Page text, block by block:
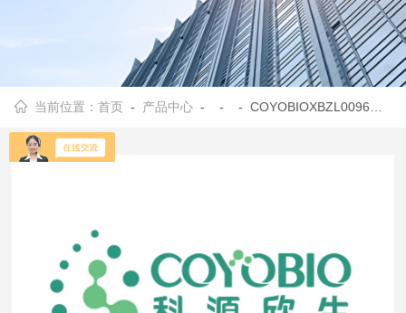
当前位置：首页 - 产品中心 - - - COYOBIOXBZL0096人食管癌细胞Eca-109